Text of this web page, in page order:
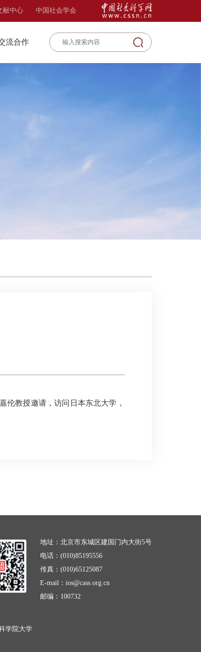
献中心 中国社会学会
流合作
伦教授邀请，访问日本东北大学，
地址：北京市东城区建国门内大街5号
电话：(010)85195556
传真：(010)65125087
E-mail：ios@cass.org.cn
邮编：100732
学院大学